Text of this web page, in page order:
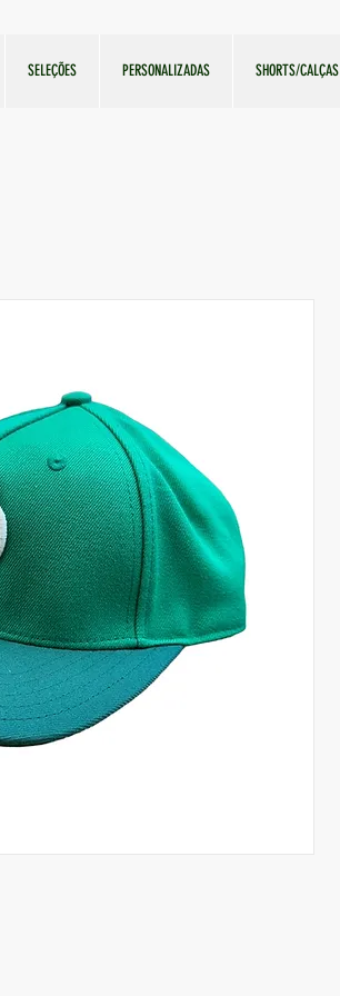
SELEÇÕES PERSONALIZADAS SHORTS/CALÇAS